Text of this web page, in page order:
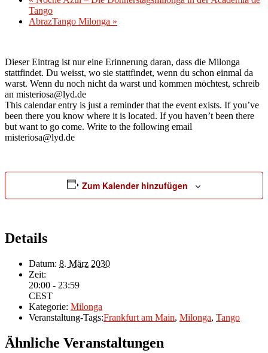
Tango
AbrazTango Milonga »
Dieser Eintrag ist nur eine Erinnerung daran, dass die Milonga
stattfindet. Du weisst, wo sie stattfindet, wenn du schon einmal da
warst. Wenn du noch nicht da warst und kommen möchtest, schreib
an misteriosa@lyd.de
This calendar entry is just a reminder that the event exists. If you’ve
been there you know where it is located. If you haven’t been there
but want to go come. Write to the following email
misteriosa@lyd.de
Zum Kalender hinzufügen
Details
Datum: 8. März 2030
Zeit:
20:00 - 23:59
CEST
Kategorie: Milonga
Veranstaltung-Tags:Frankfurt am Main, Milonga, Tango
Ähnliche Veranstaltungen